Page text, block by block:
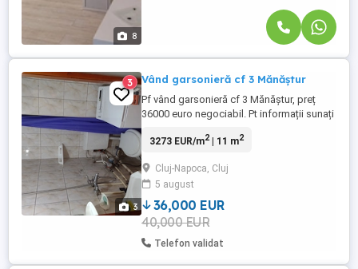
8
3
3 Vând garsonieră cf 3 Mănăștur
Pf vând garsonieră cf 3 Mănăștur, preț
36000 euro negociabil. Pt informații sunați
3273 EUR/m2| 11 m2
Cluj-Napoca, Cluj
5 august
36,000 EUR
40,000 EUR
Telefon validat